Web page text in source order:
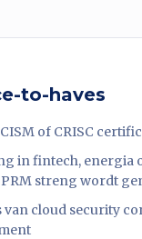
to-haves
CISM of CRISC
in fintech,
streng wordt
van cloud security